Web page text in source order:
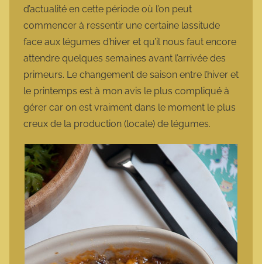
d’actualité en cette période où l’on peut
commencer à ressentir une certaine lassitude
face aux légumes d’hiver et qu’il nous faut encore
attendre quelques semaines avant l’arrivée des
primeurs. Le changement de saison entre l’hiver et
le printemps est à mon avis le plus compliqué à
gérer car on est vraiment dans le moment le plus
creux de la production (locale) de légumes.